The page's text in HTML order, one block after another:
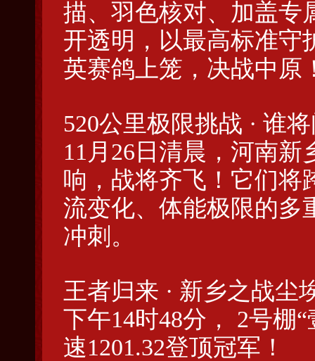
描、羽色核对、加盖
开透明，以最高标准守
英赛鸽上笼，决战中原
520公里极限挑战 · 谁
11月26日清晨，河南
响，战将齐飞！它们将
流变化、体能极限的多
冲刺。
王者归来 · 新乡之战尘
下午14时48分， 2号棚
速1201.32登顶冠军！